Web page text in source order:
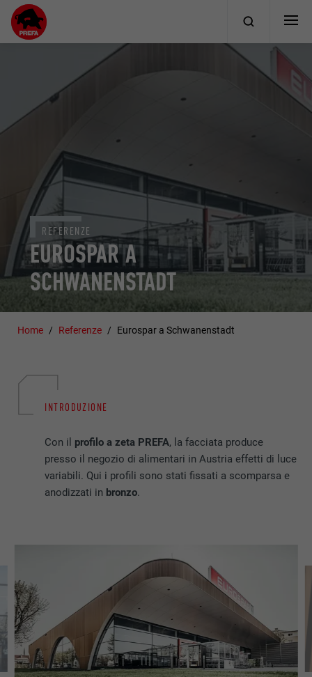
EUROSPAR A
SCHWANENSTADT
REFERENZE
Home Referenze Eurospar a Schwanenstadt
INTRODUZIONE
Con il profilo a zeta PREFA, la facciata produce
presso il negozio di alimentari in Austria effetti di luce
variabili. Qui i profili sono stati fissati a scomparsa e
anodizzati in bronzo.